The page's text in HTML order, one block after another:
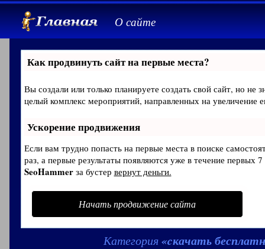
О сайте
Как продвинуть сайт на первые места?
Вы создали или только планируете создать свой сайт, но не
целый комплекс мероприятий, направленных на
Ускорение продвижения
Если вам трудно попасть на первые места в поиске
раз, а первые результаты появляются уже в течение первых
SeoHammerза бустер вернут деньги.
Начать продвижение сайта
Категория«cкачать